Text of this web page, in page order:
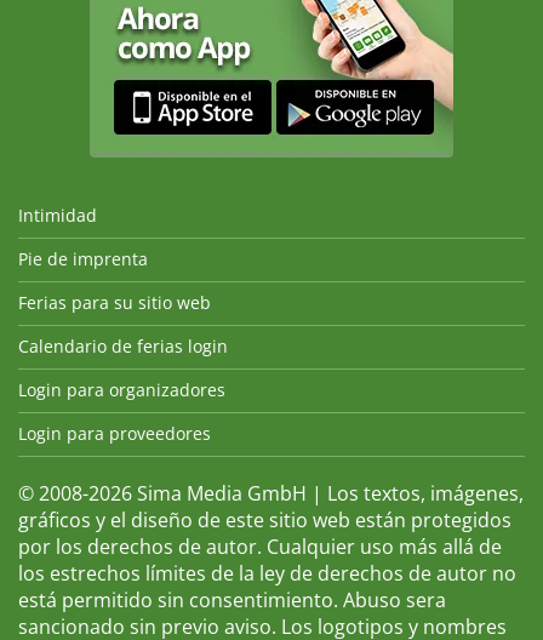
Intimidad
Pie de imprenta
Ferias para su sitio web
Calendario de ferias login
Login para organizadores
Login para proveedores
© 2008-2026 Sima Media GmbH | Los textos, imágenes,
gráficos y el diseño de este sitio web están protegidos
por los derechos de autor. Cualquier uso más allá de
los estrechos límites de la ley de derechos de autor no
está permitido sin consentimiento. Abuso sera
sancionado sin previo aviso. Los logotipos y nombres